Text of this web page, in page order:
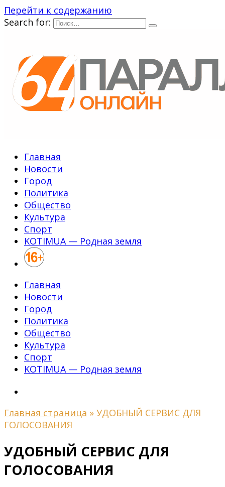
Перейти к содержанию
Search for:
Главная
Новости
Город
Политика
Общество
Культура
Спорт
KOTIMUA — Родная земля
Главная
Новости
Город
Политика
Общество
Культура
Спорт
KOTIMUA — Родная земля
Главная страница » УДОБНЫЙ СЕРВИС ДЛЯ
ГОЛОСОВАНИЯ
УДОБНЫЙ СЕРВИС ДЛЯ
ГОЛОСОВАНИЯ